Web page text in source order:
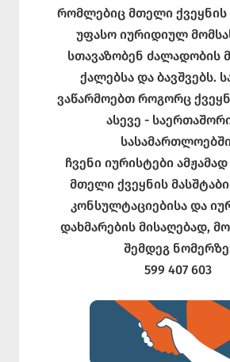
რომლებიც მთელი ქვეყნის
უფასო იურიდიულ
სთავაზობენ ძალადობის
ქალებსა და ბავშვებს.
ვაწარმოებთ როგორც
ასევე -
ჩვენი იურისტები
მთელი ქვეყნის
კონსულტაციებისა და
დახმარების მისაღებად,
შემდეგ
599 407 603